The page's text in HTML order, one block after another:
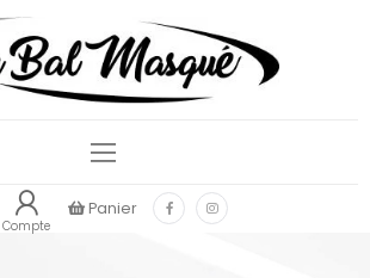
Compte
Panier